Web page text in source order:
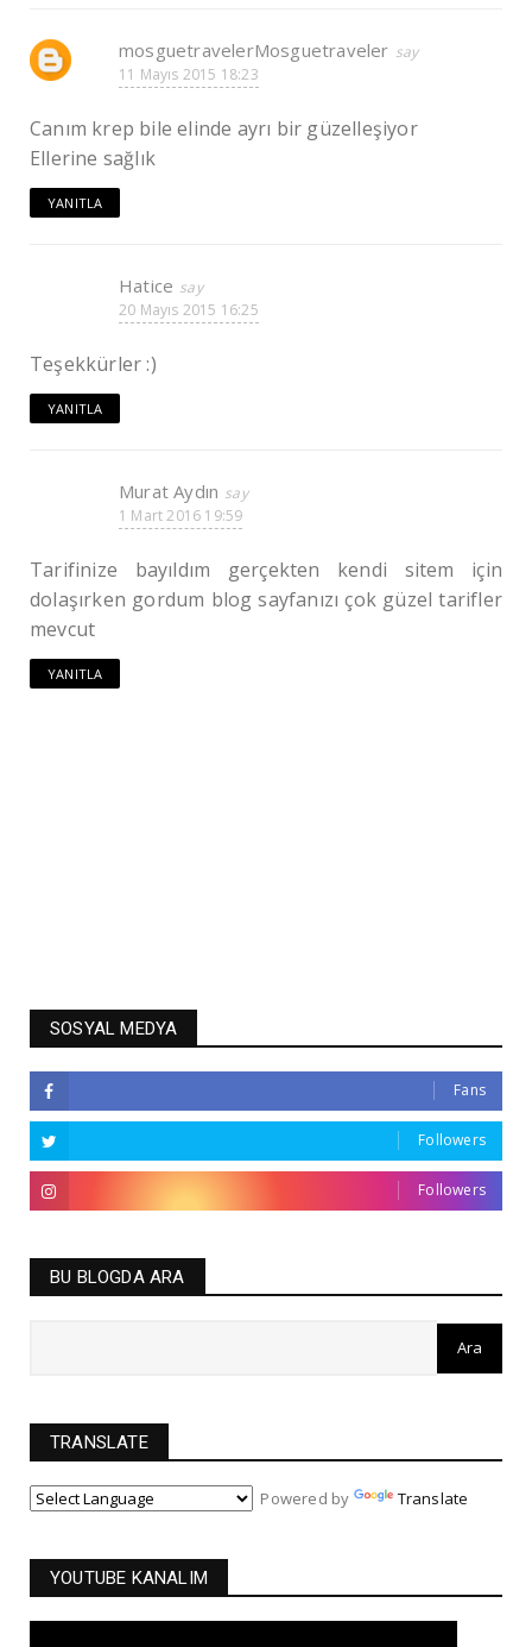
mosguetravelerMosguetraveler
11 Mayıs 2015 18:23
Canım krep bile elinde ayrı bir güzelleşiyor
Ellerine sağlık
YANITLA
Hatice
20 Mayıs 2015 16:25
Teşekkürler :)
YANITLA
Murat Aydın
1 Mart 2016 19:59
Tarifinize bayıldım gerçekten kendi sitem için
dolaşırken gordum blog sayfanızı çok güzel tarifler
mevcut
YANITLA
SOSYAL MEDYA
Fans
Followers
Followers
BU BLOGDA ARA
TRANSLATE
Powered by Translate
YOUTUBE KANALIM